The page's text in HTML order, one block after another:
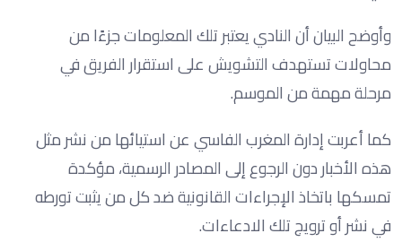
وأوضح البيان أن النادي يعتبر تلك المعلومات جزءًا من
محاولات تستهدف التشويش على استقرار الفريق في
مرحلة مهمة من الموسم.
كما أعربت إدارة المغرب الفاسي عن استيائها من نشر مثل
هذه الأخبار دون الرجوع إلى المصادر الرسمية، مؤكدة
تمسكها باتخاذ الإجراءات القانونية ضد كل من يثبت تورطه
في نشر أو ترويج تلك الادعاءات.